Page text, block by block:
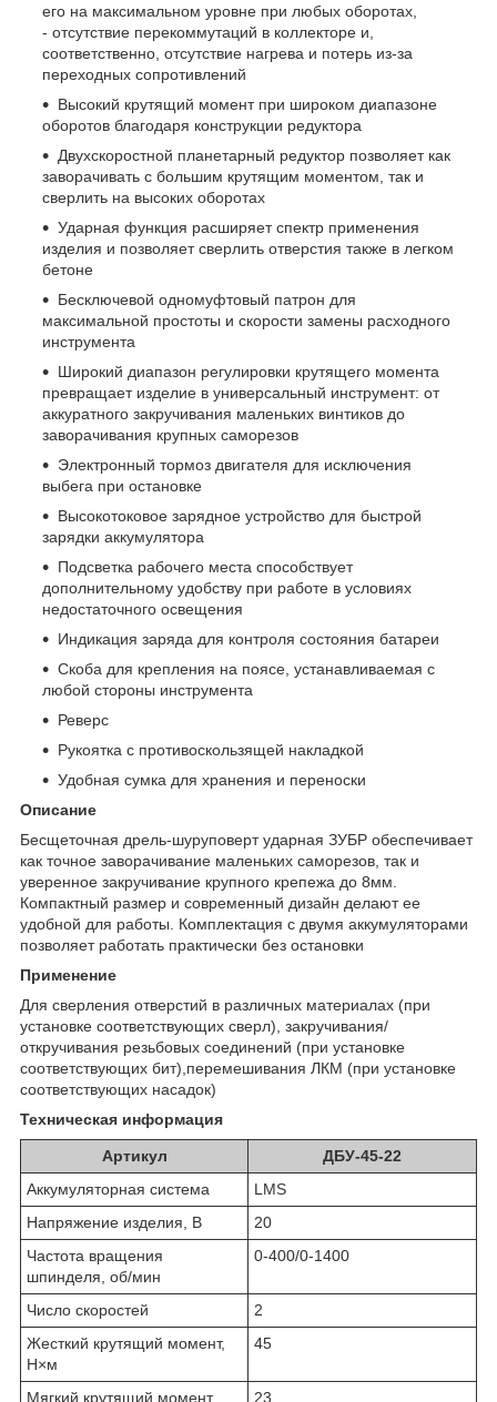
его на максимальном уровне при любых оборотах,
- отсутствие перекоммутаций в коллекторе и,
соответственно, отсутствие нагрева и потерь из-за
переходных сопротивлений
Высокий крутящий момент при широком диапазоне
оборотов благодаря конструкции редуктора
Двухскоростной планетарный редуктор позволяет как
заворачивать с большим крутящим моментом, так и
сверлить на высоких оборотах
Ударная функция расширяет спектр применения
изделия и позволяет сверлить отверстия также в легком
бетоне
Бесключевой одномуфтовый патрон для
максимальной простоты и скорости замены расходного
инструмента
Широкий диапазон регулировки крутящего момента
превращает изделие в универсальный инструмент: от
аккуратного закручивания маленьких винтиков до
заворачивания крупных саморезов
Электронный тормоз двигателя для исключения
выбега при остановке
Высокотоковое зарядное устройство для быстрой
зарядки аккумулятора
Подсветка рабочего места способствует
дополнительному удобству при работе в условиях
недостаточного освещения
Индикация заряда для контроля состояния батареи
Скоба для крепления на поясе, устанавливаемая с
любой стороны инструмента
Реверс
Рукоятка с противоскользящей накладкой
Удобная сумка для хранения и переноски
Описание
Бесщеточная дрель-шуруповерт ударная ЗУБР обеспечивает
как точное заворачивание маленьких саморезов, так и
уверенное закручивание крупного крепежа до 8мм.
Компактный размер и современный дизайн делают ее
удобной для работы. Комплектация с двумя аккумуляторами
позволяет работать практически без остановки
Применение
Для сверления отверстий в различных материалах (при
установке соответствующих сверл), закручивания/
откручивания резьбовых соединений (при установке
соответствующих бит),перемешивания ЛКМ (при установке
соответствующих насадок)
Техническая информация
Артикул
ДБУ-45-22
Аккумуляторная система
LMS
Напряжение изделия, В
20
Частота вращения
шпинделя, об/мин
0-400/0-1400
Число скоростей
2
Жесткий крутящий момент,
Н×м
45
Мягкий крутящий момент, 23